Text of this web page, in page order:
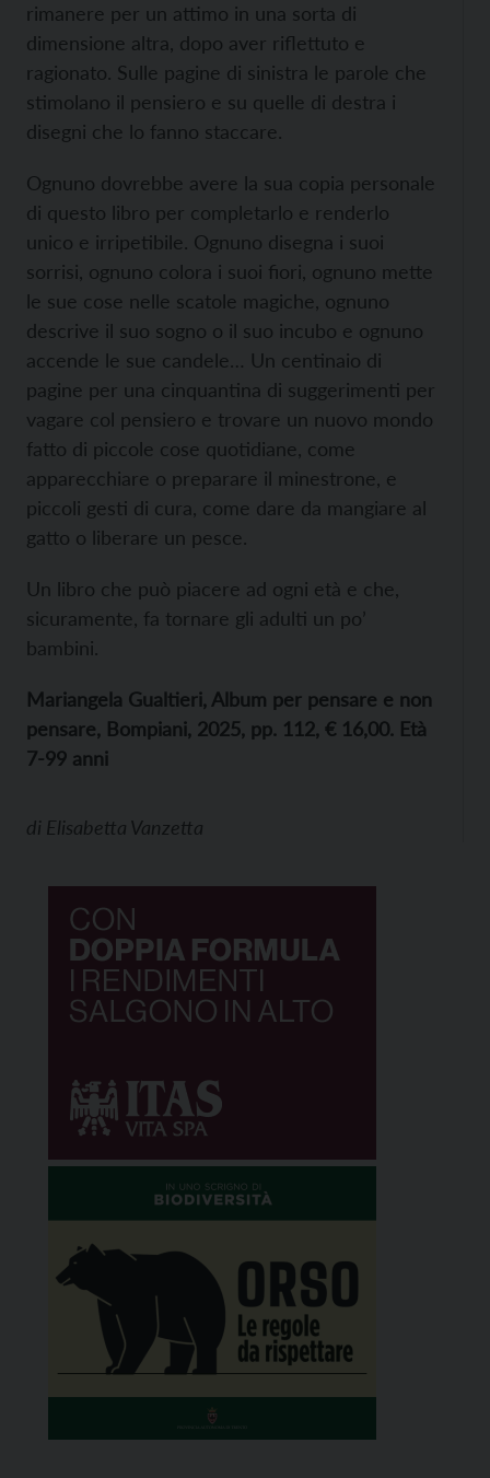
rimanere per un attimo in una sorta di
dimensione altra, dopo aver riflettuto e
ragionato. Sulle pagine di sinistra le parole che
stimolano il pensiero e su quelle di destra i
disegni che lo fanno staccare.
Ognuno dovrebbe avere la sua copia personale
di questo libro per completarlo e renderlo
unico e irripetibile. Ognuno disegna i suoi
sorrisi, ognuno colora i suoi fiori, ognuno mette
le sue cose nelle scatole magiche, ognuno
descrive il suo sogno o il suo incubo e ognuno
accende le sue candele… Un centinaio di
pagine per una cinquantina di suggerimenti per
vagare col pensiero e trovare un nuovo mondo
fatto di piccole cose quotidiane, come
apparecchiare o preparare il minestrone, e
piccoli gesti di cura, come dare da mangiare al
gatto o liberare un pesce.
Un libro che può piacere ad ogni età e che,
sicuramente, fa tornare gli adulti un po’
bambini.
Mariangela Gualtieri, Album per pensare e non
pensare, Bompiani, 2025, pp. 112, € 16,00. Età
7-99 anni
di Elisabetta Vanzetta